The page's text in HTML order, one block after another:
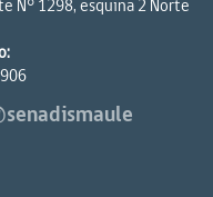
N° 1298, esquina 2 Norte